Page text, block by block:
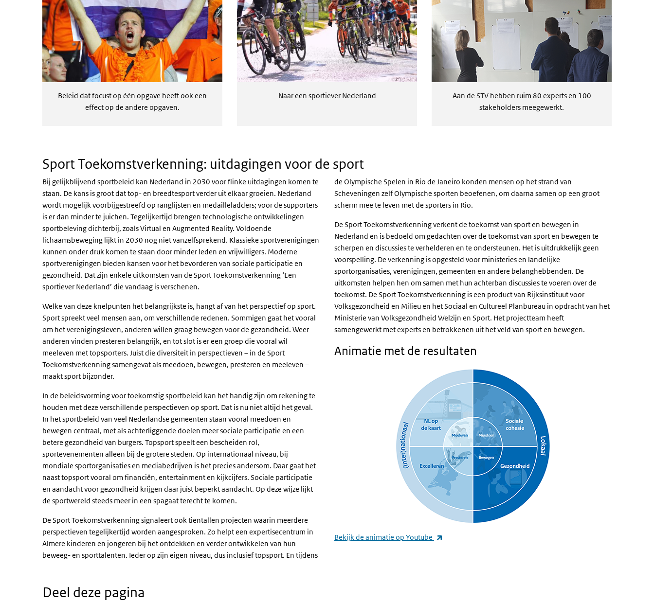
Beleid dat focust op één opgave heeft ook een
effect op de andere opgaven.
Naar een sportiever Nederland
Aan de STV hebben ruim 80 experts en 100
stakeholders meegewerkt.
Sport Toekomstverkenning: uitdagingen voor de sport
Bij gelijkblijvend sportbeleid kan Nederland in 2030 voor flinke uitdagingen komen te
staan. De kans is groot dat top- en breedtesport verder uit elkaar groeien. Nederland
wordt mogelijk voorbijgestreefd op ranglijsten en medailleladders; voor de supporters
is er dan minder te juichen. Tegelijkertijd brengen technologische ontwikkelingen
sportbeleving dichterbij, zoals Virtual en Augmented Reality. Voldoende
lichaamsbeweging lijkt in 2030 nog niet vanzelfsprekend. Klassieke sportverenigingen
kunnen onder druk komen te staan door minder leden en vrijwilligers. Moderne
sportverenigingen bieden kansen voor het bevorderen van sociale participatie en
gezondheid. Dat zijn enkele uitkomsten van de Sport Toekomstverkenning ‘Een
sportiever Nederland’ die vandaag is verschenen.
Welke van deze knelpunten het belangrijkste is, hangt af van het perspectief op sport.
Sport spreekt veel mensen aan, om verschillende redenen. Sommigen gaat het vooral
om het verenigingsleven, anderen willen graag bewegen voor de gezondheid. Weer
anderen vinden presteren belangrijk, en tot slot is er een groep die vooral wil
meeleven met topsporters. Juist die diversiteit in perspectieven – in de Sport
Toekomstverkenning samengevat als meedoen, bewegen, presteren en meeleven –
maakt sport bijzonder.
In de beleidsvorming voor toekomstig sportbeleid kan het handig zijn om rekening te
houden met deze verschillende perspectieven op sport. Dat is nu niet altijd het geval.
In het sportbeleid van veel Nederlandse gemeenten staan vooral meedoen en
bewegen centraal, met als achterliggende doelen meer sociale participatie en een
betere gezondheid van burgers. Topsport speelt een bescheiden rol,
sportevenementen alleen bij de grotere steden. Op internationaal niveau, bij
mondiale sportorganisaties en mediabedrijven is het precies andersom. Daar gaat het
naast topsport vooral om financiën, entertainment en kijkcijfers. Sociale participatie
en aandacht voor gezondheid krijgen daar juist beperkt aandacht. Op deze wijze lijkt
de sportwereld steeds meer in een spagaat terecht te komen.
De Sport Toekomstverkenning signaleert ook tientallen projecten waarin meerdere
perspectieven tegelijkertijd worden aangesproken. Zo helpt een expertisecentrum in
Almere kinderen en jongeren bij het ontdekken en verder ontwikkelen van hun
beweeg- en sporttalenten. Ieder op zijn eigen niveau, dus inclusief topsport. En tijdens
de Olympische Spelen in Rio de Janeiro konden mensen op het strand van
Scheveningen zelf Olympische sporten beoefenen, om daarna samen op een groot
scherm mee te leven met de sporters in Rio.
De Sport Toekomstverkenning verkent de toekomst van sport en bewegen in
Nederland en is bedoeld om gedachten over de toekomst van sport en bewegen te
scherpen en discussies te verhelderen en te ondersteunen. Het is uitdrukkelijk geen
voorspelling. De verkenning is opgesteld voor ministeries en landelijke
sportorganisaties, verenigingen, gemeenten en andere belanghebbenden. De
uitkomsten helpen hen om samen met hun achterban discussies te voeren over de
toekomst. De Sport Toekomstverkenning is een product van Rijksinstituut voor
Volksgezondheid en Milieu en het Sociaal en Cultureel Planbureau in opdracht van het
Ministerie van Volksgezondheid Welzijn en Sport. Het projectteam heeft
samengewerkt met experts en betrokkenen uit het veld van sport en bewegen.
Animatie met de resultaten
Bekijk de animatie op Youtube
Deel deze pagina